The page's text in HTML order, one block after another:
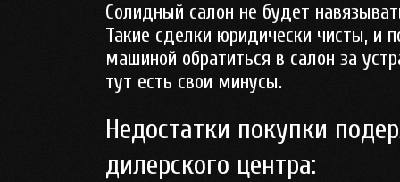
Солидный салон не будет
Такие сделки юридически чисты, и
машиной обратиться в салон за
тут есть свои минусы.
Недостатки покупки
дилерского центра: